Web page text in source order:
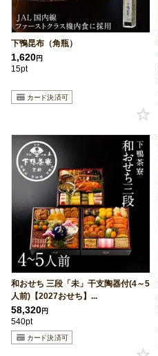
下鴨昆布（角瓶）
1,620円
15pt
和おせち 三段「未」干支陶器付(4～5
人前)【2027おせち】...
58,320円
540pt